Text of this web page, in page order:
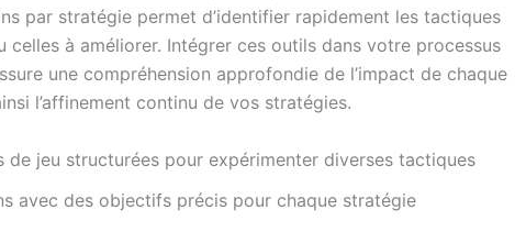
par stratégie permet d’identifier rapidement les tactiques
celles à améliorer. Intégrer ces outils dans votre processus
une compréhension approfondie de l’impact de chaque
l’affinement continu de vos stratégies.
de jeu structurées pour expérimenter diverses tactiques
avec des objectifs précis pour chaque stratégie